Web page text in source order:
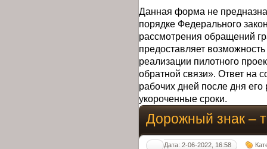
Данная форма не
порядке Федерального
рассмотрения обращений
предоставляет
реализации пилотного
обратной связи». Ответ на
рабочих дней после дня
укороченные сроки.
Дорожный знак –
Дата: 2-06-2022, 16:58